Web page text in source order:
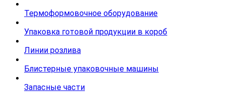
Термоформовочное оборудование
Упаковка готовой продукции в короб
Линии розлива
Блистерные упаковочные машины
Запасные части